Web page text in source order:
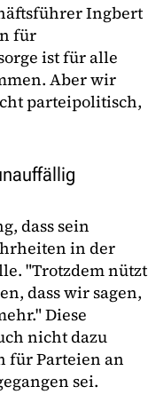
Ingbert
für
ist für alle
Aber wir
parteipolitisch,
dass sein
in der
"Trotzdem nützt
dass wir sagen,
Diese
nicht dazu
für Parteien an
sei.